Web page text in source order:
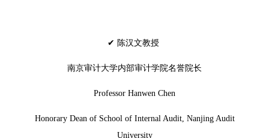
✔ 陈汉文教授
南京审计大学内部审计学院名誉院长
Professor Hanwen Chen
Honorary Dean of School of Internal Audit, Nanjing Audit
University